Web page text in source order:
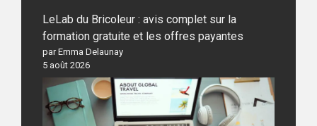
LeLab du Bricoleur : avis complet sur la
formation gratuite et les offres payantes
par Emma Delaunay
5 août 2026